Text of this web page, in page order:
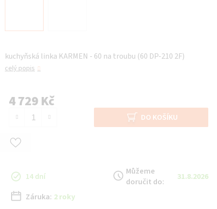
kuchyňská linka KARMEN - 60 na troubu (60 DP-210 2F)
celý popis
4 729 Kč
DO KOŠÍKU
14 dní
Můžeme
doručit do:
31.8.2026
Záruka: 2 roky